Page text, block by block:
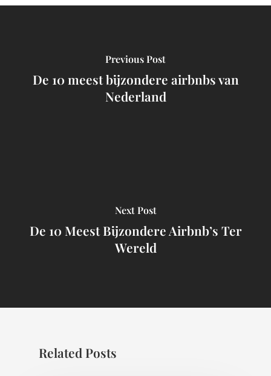
Previous Post
De 10 meest bijzondere airbnbs van
Nederland
Next Post
De 10 Meest Bijzondere Airbnb’s Ter
Wereld
Related Posts